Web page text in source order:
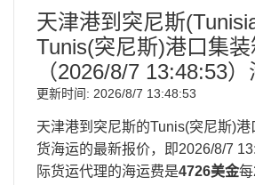
天津港到突尼斯
Tunis(突尼斯)港口集
（2026/8/7 13:48:53）
更新时间: 2026/8/7 13:48:53
天津港到突尼斯的Tunis(突尼斯)
货海运的最新报价，即2026/8/7
际货运代理的海运费是4726美金每